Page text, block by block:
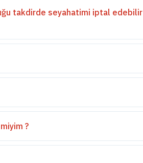
takdirde seyahatimi iptal edebilir
?